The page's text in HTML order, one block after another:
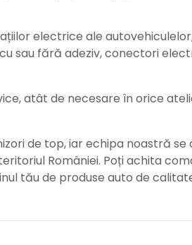
electrice ale
fără adeziv, conectori
atât de necesare în orice
de top, iar echipa noastră
României. Poți achita
tău de produse auto de